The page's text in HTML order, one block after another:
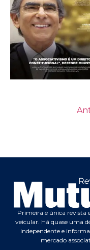
Primeira e única revista
veicular. Há quase uma
independente e
mercado